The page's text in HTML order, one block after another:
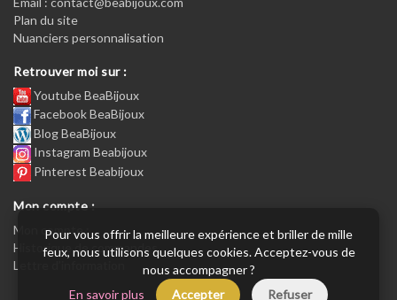
Plan du site
Nuanciers personnalisation
Retrouver moi sur :
Youtube BeaBijoux
Facebook BeaBijoux
Blog BeaBijoux
Instagram Beabijoux
Pinterest Beabijoux
Mon compte :
Mon compte :
Historique de commandes
Lettre d’information
Pour vous offrir la meilleure expérience et briller de mille
feux, nous utilisons quelques cookies. Acceptez-vous de
nous accompagner ?
En savoir plus
Accepter Refuser